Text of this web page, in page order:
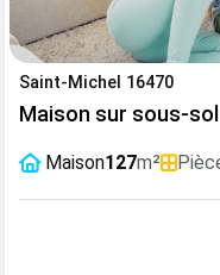
Saint-Michel 16470
Maison sur sous-sol
Maison127m²